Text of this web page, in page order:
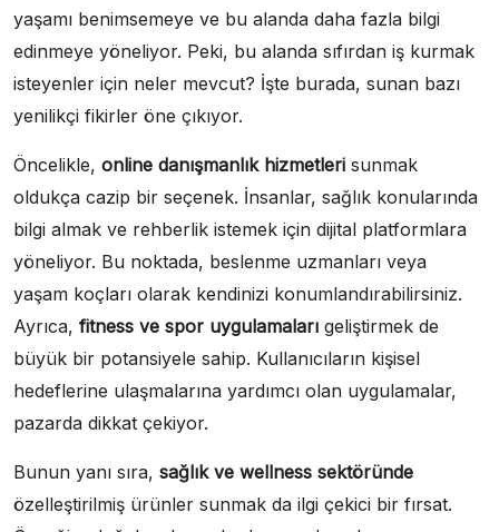
yaşamı benimsemeye ve bu alanda daha fazla bilgi
edinmeye yöneliyor. Peki, bu alanda sıfırdan iş kurmak
isteyenler için neler mevcut? İşte burada, sunan bazı
yenilikçi fikirler öne çıkıyor.
Öncelikle, online danışmanlık hizmetleri sunmak
oldukça cazip bir seçenek. İnsanlar, sağlık konularında
bilgi almak ve rehberlik istemek için dijital platformlara
yöneliyor. Bu noktada, beslenme uzmanları veya
yaşam koçları olarak kendinizi konumlandırabilirsiniz.
Ayrıca, fitness ve spor uygulamaları geliştirmek de
büyük bir potansiyele sahip. Kullanıcıların kişisel
hedeflerine ulaşmalarına yardımcı olan uygulamalar,
pazarda dikkat çekiyor.
Bunun yanı sıra, sağlık ve wellness sektöründe
özelleştirilmiş ürünler sunmak da ilgi çekici bir fırsat.